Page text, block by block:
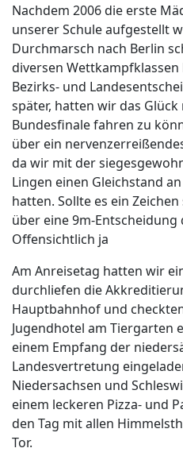
Nachdem 2006 die erste
unserer Schule aufgestellt
Durchmarsch nach Berlin
diversen Wettkampfklassen
Bezirks- und
später, hatten wir das
Bundesfinale fahren zu
über ein
da wir mit der
Lingen einen Gleichstand
hatten. Sollte es ein
über eine 9m-
Offensichtlich ja
Am Anreisetag hatten wir
durchliefen die
Hauptbahnhof und
Jugendhotel am Tiergarten
einem Empfang der
Landesvertretung
Niedersachsen und
einem leckeren Pizza- und
den Tag mit allen
Tor.